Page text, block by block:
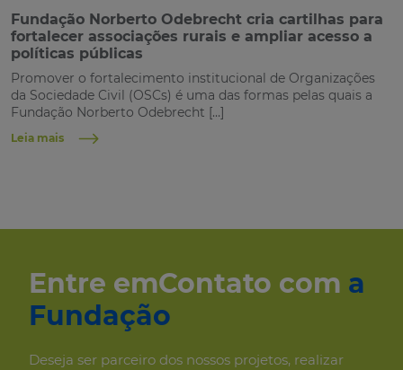
Fundação Norberto Odebrecht cria cartilhas para
fortalecer associações rurais e ampliar acesso a
políticas públicas
Promover o fortalecimento institucional de Organizações
da Sociedade Civil (OSCs) é uma das formas pelas quais a
Fundação Norberto Odebrecht […]
Leia mais
Entre emContato com a
Fundação
Deseja ser parceiro dos nossos projetos, realizar